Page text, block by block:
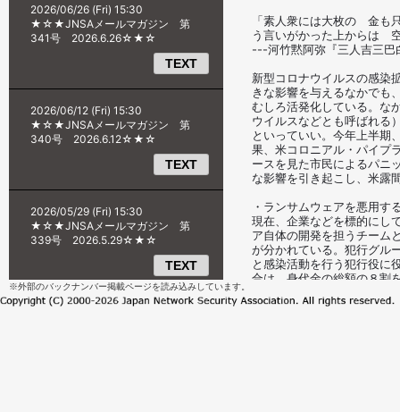
※外部のバックナンバー掲載ページを読み込みしています。